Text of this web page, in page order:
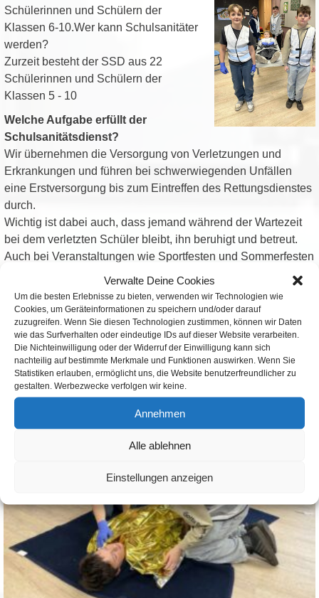
Verwalte Deine Cookies
Um die besten Erlebnisse zu bieten, verwenden wir Technologien wie
Cookies, um Geräteinformationen zu speichern und/oder darauf
zuzugreifen. Wenn Sie diesen Technologien zustimmen, können wir Daten
wie das Surfverhalten oder eindeutige IDs auf dieser Website verarbeiten.
Die Nichteinwilligung oder der Widerruf der Einwilligung kann sich
nachteilig auf bestimmte Merkmale und Funktionen auswirken. Wenn Sie
Statistiken erlauben, ermöglicht uns, die Website benutzerfreundlicher zu
gestalten. Werbezwecke verfolgen wir keine.
Annehmen
Alle ablehnen
Einstellungen anzeigen
Schülerinnen und Schülern der
Klassen 6-10.Wer kann Schulsanitäter
werden?
Zurzeit besteht der SSD aus 22
Schülerinnen und Schülern der
Klassen 5 - 10
Welche Aufgabe erfüllt der
Schulsanitätsdienst?
Wir übernehmen die Versorgung von Verletzungen und
Erkrankungen und führen bei schwerwiegenden Unfällen
eine Erstversorgung bis zum Eintreffen des Rettungsdienstes
durch.
Wichtig ist dabei auch, dass jemand während der Wartezeit
bei dem verletzten Schüler bleibt, ihn beruhigt und betreut.
Auch bei Veranstaltungen wie Sportfesten und Sommerfesten
Wie erreicht man uns?
An jedem Tag sind zwei Schulsanitäter im Einsatz, die vom
Sekretariat alarmiert werden und sich dann schnellstmöglich
mit dem Notfallrucksack zum Einsatzort begeben. Weitere
Schulsanitäter werden bei Bedarf dazu geholt.